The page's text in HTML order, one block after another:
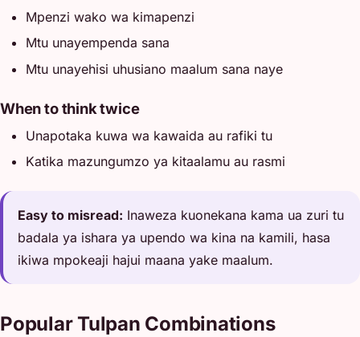
Mpenzi wako wa kimapenzi
Mtu unayempenda sana
Mtu unayehisi uhusiano maalum sana naye
When to think twice
Unapotaka kuwa wa kawaida au rafiki tu
Katika mazungumzo ya kitaalamu au rasmi
Easy to misread: Inaweza kuonekana kama ua zuri tu
badala ya ishara ya upendo wa kina na kamili, hasa
ikiwa mpokeaji hajui maana yake maalum.
Popular Tulpan Combinations